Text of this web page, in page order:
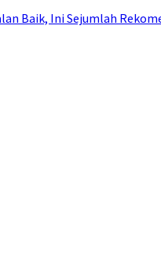
Baik, Ini Sejumlah